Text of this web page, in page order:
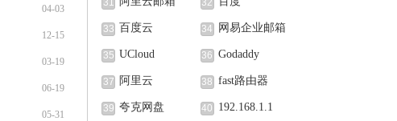
04-03
12-15
03-19
06-19
05-31
31 32
33 百度云 34 网易企业邮箱
35 UCloud 36 Godaddy
37 阿里云 38 fast路由器
39 夸克网盘 40 192.168.1.1